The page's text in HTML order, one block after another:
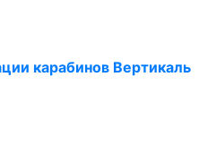
карабинов Вертикаль